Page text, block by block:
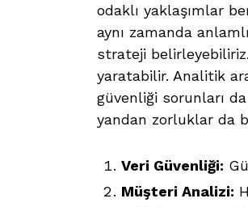
odaklı yaklaşımlar
aynı zamanda
strateji
yaratabilir. Analitik
güvenliği sorunları
yandan zorluklar da
Veri Güvenliği:
Müşteri Analizi: